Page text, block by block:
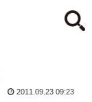
2011.09.23 09:23